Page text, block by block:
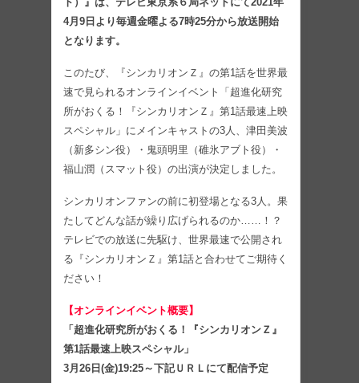
4月9日より毎週金曜よる7時25分から放送開始
となります。
このたび、『シンカリオンＺ』の第1話を世界最
速で見られるオンラインイベント「超進化研究
所がおくる！『シンカリオンＺ』第1話最速上映
スペシャル」にメインキャストの3人、津田美波
（新多シン役）・鬼頭明里（碓氷アブト役）・
福山潤（スマット役）の出演が決定しました。
シンカリオンファンの前に初登場となる3人。果
たしてどんな話が繰り広げられるのか……！？
テレビでの放送に先駆け、世界最速で公開され
る『シンカリオンＺ』第1話と合わせてご期待く
ださい！
【オンラインイベント概要】
「超進化研究所がおくる！『シンカリオンＺ』
第1話最速上映スペシャル」
3月26日(金)19:25～下記ＵＲＬにて配信予定